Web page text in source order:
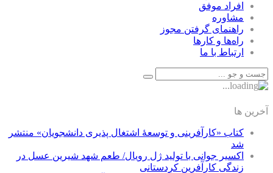
افراد موفق
مشاوره
راهنمای گرفتن مجوز
راه‌ها و كارها
ارتباط با ما
آخرین ها
کتاب «کارآفرینی و توسعۀ اشتغال پذیری دانشجویان» منتشر
شد
اکسیر جوانی با تولید ژل رویال/ طعم شهد شیرین عسل‌ در
زندگی کارآفرین کردستانی